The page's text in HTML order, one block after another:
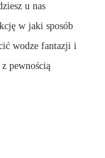
u nas
w jaki sposób
wodze fantazji i
pewnością